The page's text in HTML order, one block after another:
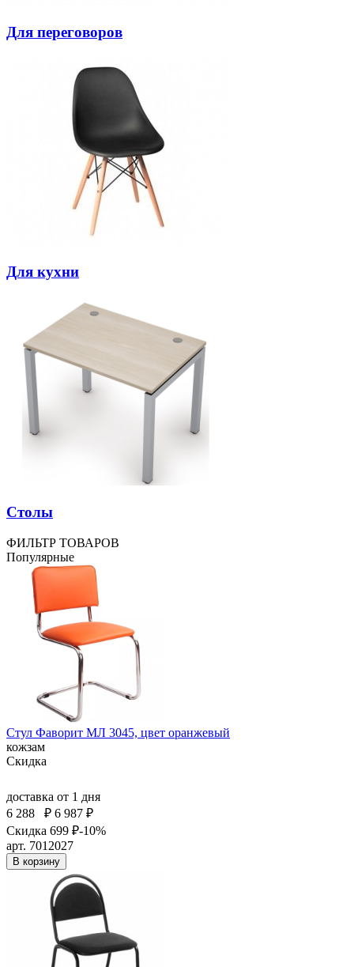
Для переговоров
Для кухни
Столы
ФИЛЬТР ТОВАРОВ
Популярные
Стул Фаворит МЛ 3045, цвет оранжевый
кожзам
Скидка
доставка от 1 дня
6 288
₽ 6 987 ₽
Скидка 699 ₽-10%
арт. 7012027
В корзину